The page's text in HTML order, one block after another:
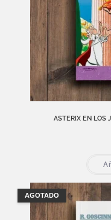
ASTERIX EN LOS
AGOTADO